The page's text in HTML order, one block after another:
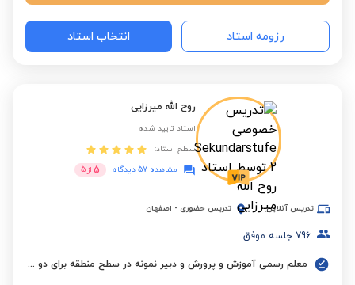
رزومه استاد انتخاب استاد
روح الله میرزایی
استاد تایید شده
سطح استاد:
مشاهده 57 دیدگاه
5 از 5
تدریس آنلاین تدریس حضوری - اصفهان
796 جلسه موفق
معلم رسمی آموزش و پرورش و دبیر نمونه در سطح منطقه برای دو سال متوالی